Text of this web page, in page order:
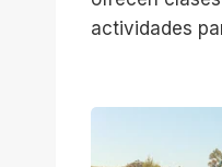
actividades